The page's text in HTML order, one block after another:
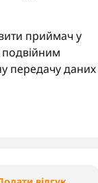
приймач у
подвійним
передачу даних